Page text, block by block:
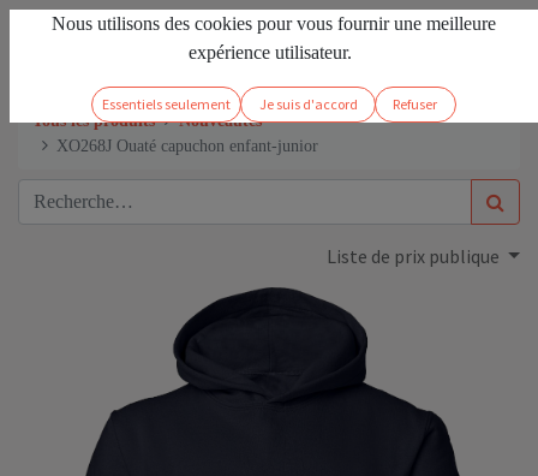
Se connecter FR
Tous les produits
Nouveautés
XO268J Ouaté capuchon enfant-junior
Liste de prix publique
Nous utilisons des cookies pour vous fournir une meilleure
expérience utilisateur.
Essentiels seulement Je suis d'accord Refuser